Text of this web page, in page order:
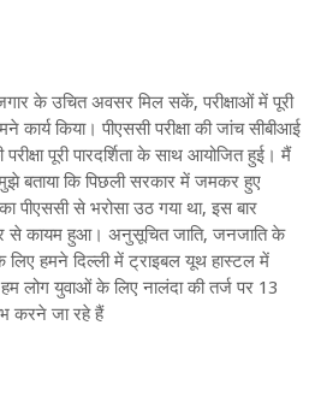
के उचित अवसर मिल सकें, परीक्षाओं में पूरी
कार्य किया। पीएससी परीक्षा की जांच सीबीआई
पूरी पारदर्शिता के साथ आयोजित हुई। मैं
बताया कि पिछली सरकार में जमकर हुए
पीएससी से भरोसा उठ गया था, इस बार
से कायम हुआ। अनुसूचित जाति, जनजाति के
हमने दिल्ली में ट्राइबल यूथ हास्टल में
लोग युवाओं के लिए नालंदा की तर्ज पर 13
करने जा रहे हैं